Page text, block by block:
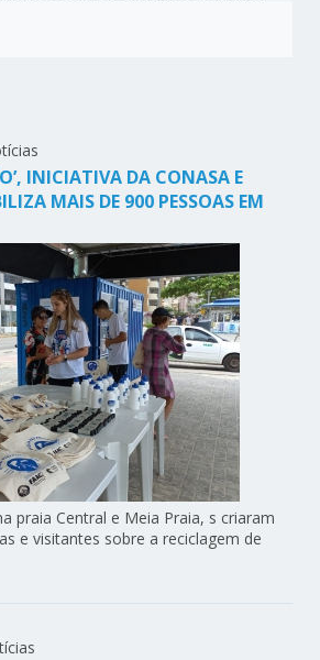
INICIATIVA DA CONASA E
MAIS DE 900 PESSOAS EM
praia Central e Meia Praia, s criaram
e visitantes sobre a reciclagem de